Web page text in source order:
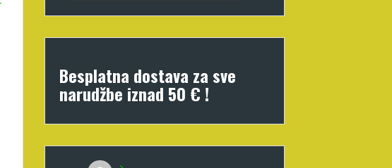
Besplatna dostava za sve
narudžbe iznad 50 € !